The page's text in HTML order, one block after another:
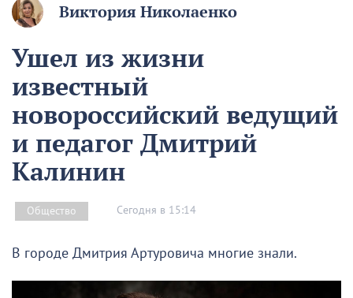
Виктория Николаенко
Ушел из жизни
известный
новороссийский ведущий
и педагог Дмитрий
Калинин
Общество Сегодня в 15:14
В городе Дмитрия Артуровича многие знали.